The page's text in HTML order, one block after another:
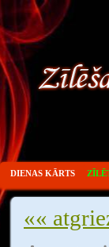
DIENAS KĀRTS
««